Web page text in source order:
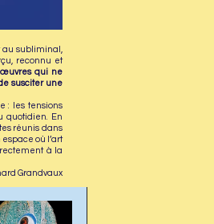
subliminal,
reconnu et
qui ne
susciter une
: les tensions
quotidien. En
réunis dans
où l’art
à la
Grandvaux